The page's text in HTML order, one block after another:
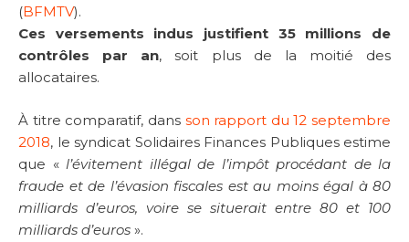
(BFMTV).
Ces versements indus justifient 35 millions de
contrôles par an, soit plus de la moitié des
allocataires.
À titre comparatif, dans son rapport du 12 septembre
2018, le syndicat Solidaires Finances Publiques estime
que « l’évitement illégal de l’impôt procédant de la
fraude et de l’évasion fiscales est au moins égal à 80
milliards d’euros, voire se situerait entre 80 et 100
milliards d’euros ».